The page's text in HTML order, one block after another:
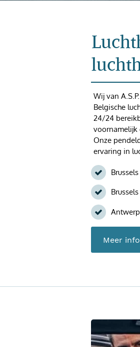
Wij van
Belgische
24/24
voornamelijk
Onze
ervaring in
Meer